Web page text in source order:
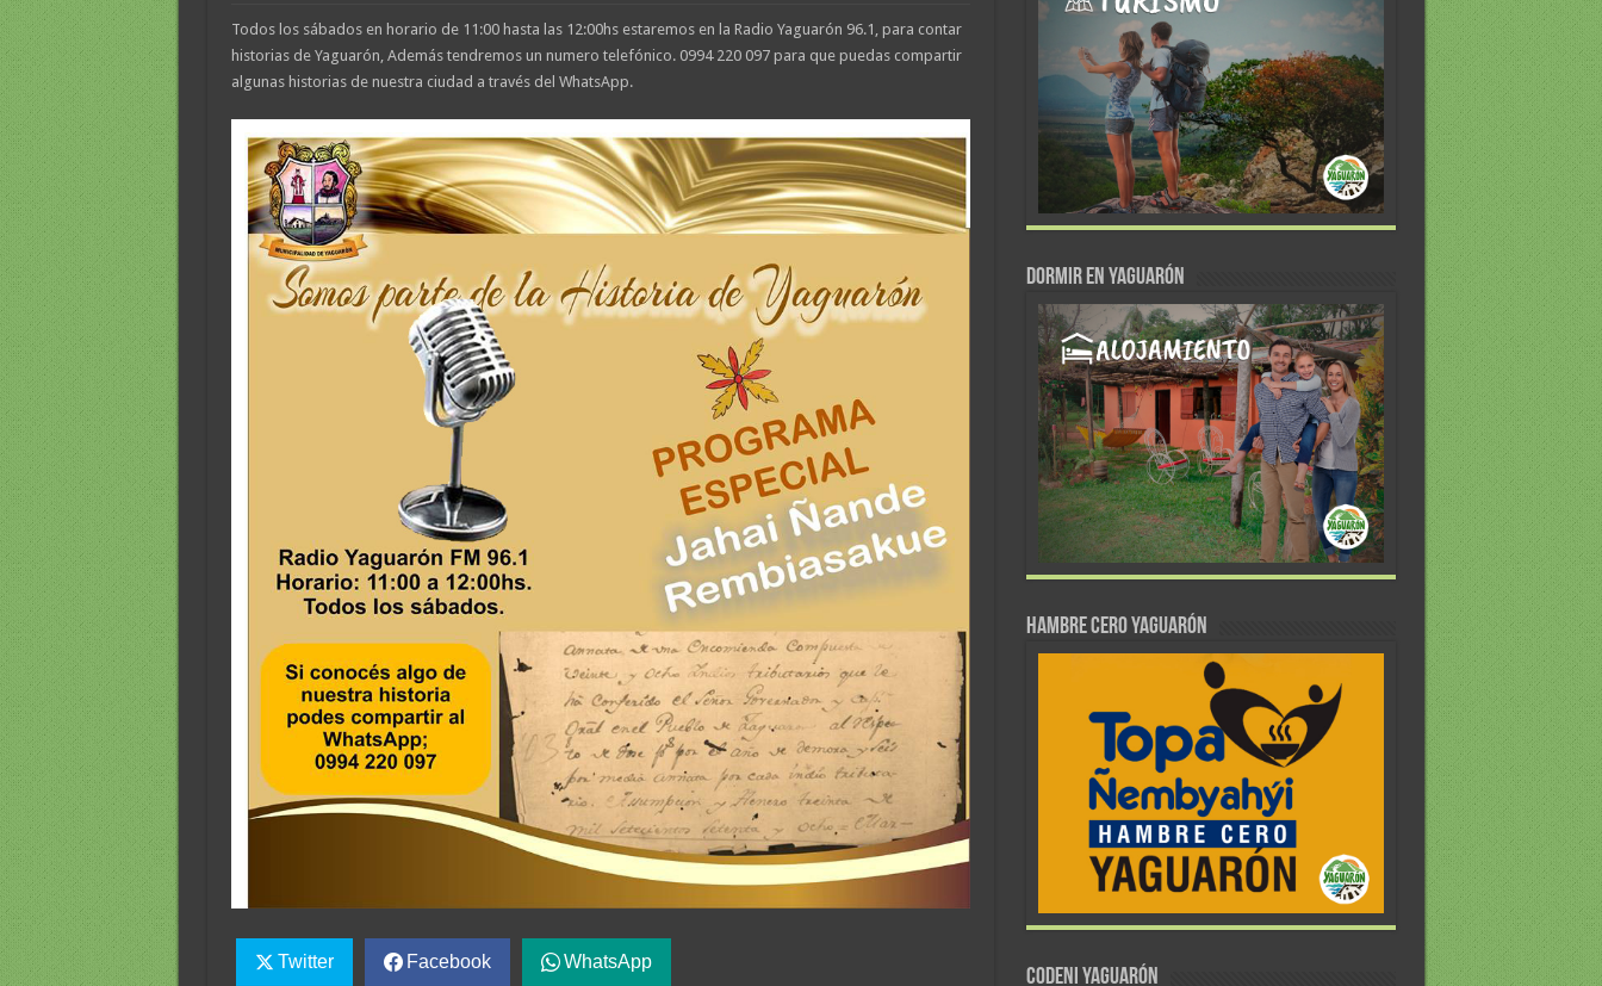
Todos los sábados en horario de 11:00 hasta las 12:00hs estaremos en la Radio Yaguarón 96.1, para contar
historias de Yaguarón, Además tendremos un numero telefónico. 0994 220 097 para que puedas compartir
algunas historias de nuestra ciudad a través del WhatsApp.
Twitter Facebook WhatsApp
DORMIR EN YAGUARÓN
Hambre Cero Yaguarón
CODENI YAGUARÓN